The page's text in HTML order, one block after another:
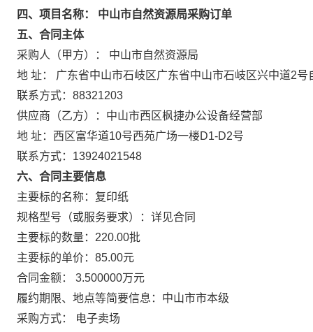
四、项目名称： 中山市自然资源局采购订单
五、合同主体
采购人（甲方）： 中山市自然资源局
地 址： 广东省中山市石岐区广东省中山市石岐区兴中道2号
联系方式：88321203
供应商（乙方）：中山市西区枫捷办公设备经营部
地 址：西区富华道10号西苑广场一楼D1-D2号
联系方式：13924021548
六、合同主要信息
主要标的名称：复印纸
规格型号（或服务要求）：详见合同
主要标的数量：220.00批
主要标的单价：85.00元
合同金额： 3.500000万元
履约期限、地点等简要信息：中山市市本级
采购方式： 电子卖场